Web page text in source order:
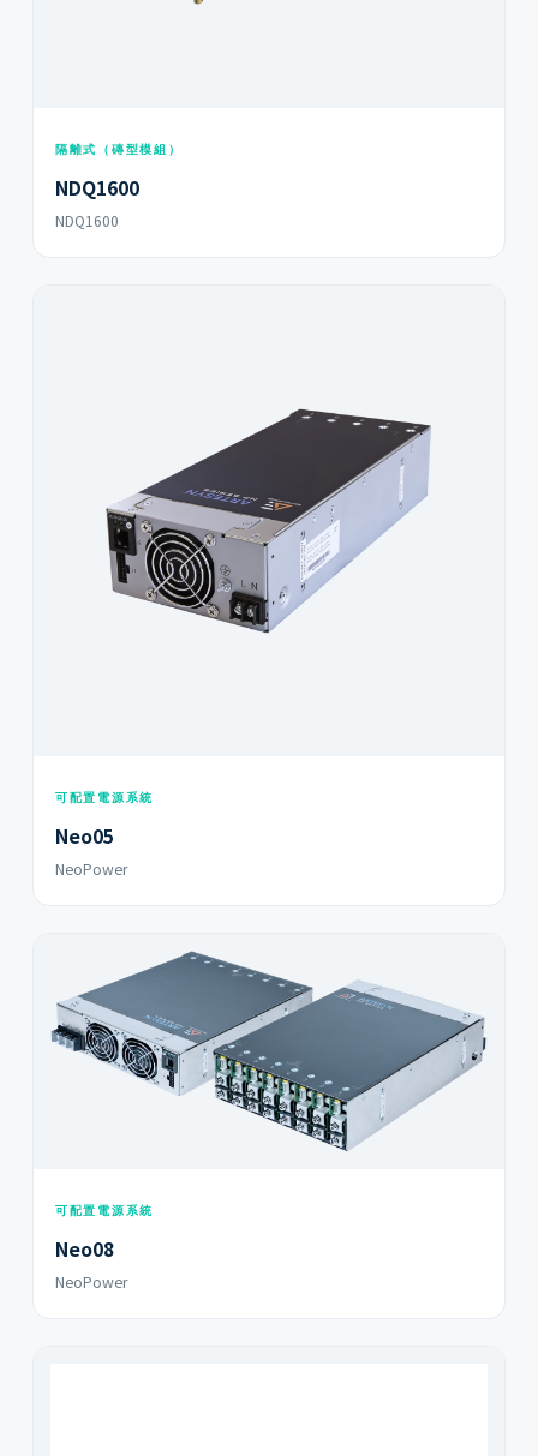
隔離式（磚型模組）
NDQ1600
NDQ1600
可配置電源系統
Neo05
NeoPower
可配置電源系統
Neo08
NeoPower